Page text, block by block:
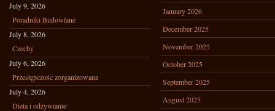
July 9, 2026
Poradniki Budowlane
July 8, 2026
Czechy
July 6, 2026
Przestępczośc zorganizowana
July 4, 2026
Dieta i odżywianie
January 2026
December 2025
November 2025
October 2025
September 2025
August 2025